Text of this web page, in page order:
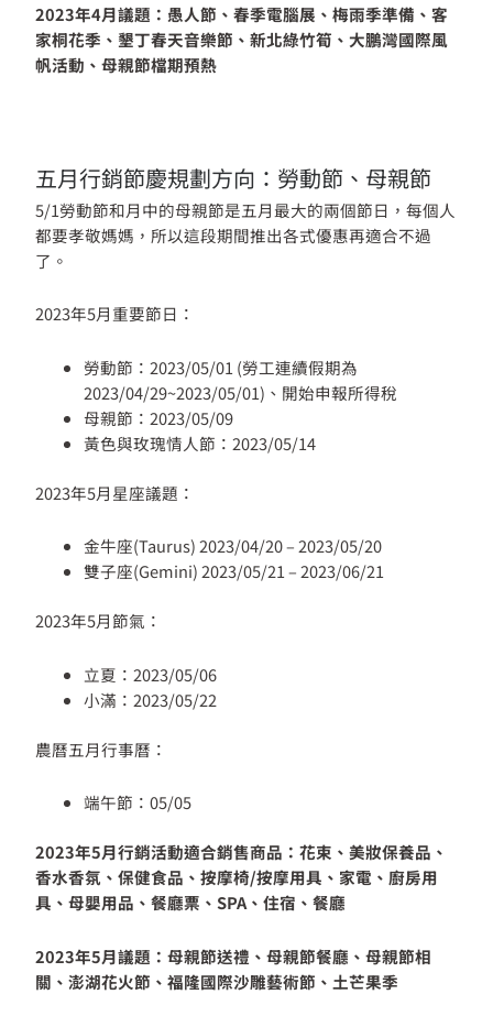
2023年4月議題：愚人節、春季電腦展、梅雨季準備、客
家桐花季、墾丁春天音樂節、新北綠竹筍、大鵬灣國際風
帆活動、母親節檔期預熱
五月行銷節慶規劃方向：勞動節、母親節
5/1勞動節和月中的母親節是五月最大的兩個節日，每個人
都要孝敬媽媽，所以這段期間推出各式優惠再適合不過
了。
2023年5月重要節日：
勞動節：2023/05/01 (勞工連續假期為
2023/04/29~2023/05/01)、開始申報所得稅
母親節：2023/05/09
黃色與玫瑰情人節：2023/05/14
2023年5月星座議題：
金牛座(Taurus) 2023/04/20 – 2023/05/20
雙子座(Gemini) 2023/05/21 – 2023/06/21
2023年5月節氣：
立夏：2023/05/06
小滿：2023/05/22
農曆五月行事曆：
端午節：05/05
2023年5月行銷活動適合銷售商品：花束、美妝保養品、
香水香氛、保健食品、按摩椅/按摩用具、家電、廚房用
具、母嬰用品、餐廳票、SPA、住宿、餐廳
2023年5月議題：母親節送禮、母親節餐廳、母親節相
關、澎湖花火節、福隆國際沙雕藝術節、土芒果季